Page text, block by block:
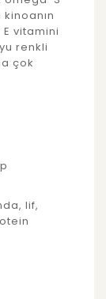
kinoanın
vitamini
renkli
çok
lif,